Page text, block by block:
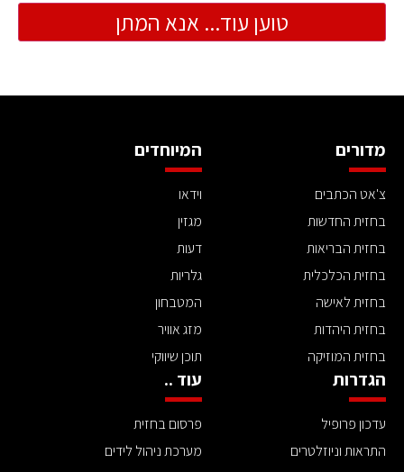
טוען עוד... אנא המתן
מדורים
צ'אט הכתבים
בחזית החדשות
בחזית הבריאות
בחזית הכלכלית
בחזית לאישה
בחזית היהדות
בחזית המוזיקה
המיוחדים
וידאו
מגזין
דעות
גלריות
המטבחון
מזג אוויר
תוכן שיווקי
הגדרות
עדכון פרופיל
התראות וניוזלטרים
עוד ..
פרסום בחזית
מערכת ניהול לידים